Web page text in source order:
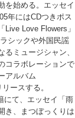
を始める。エッセイ
年にはCDつきポス
Live Love Flowers」
シックや外国民謡
るミュージシャン、
コラボレーションで
アルバム
ースする。
にて、エッセイ「雨
き、まつぼっくりは